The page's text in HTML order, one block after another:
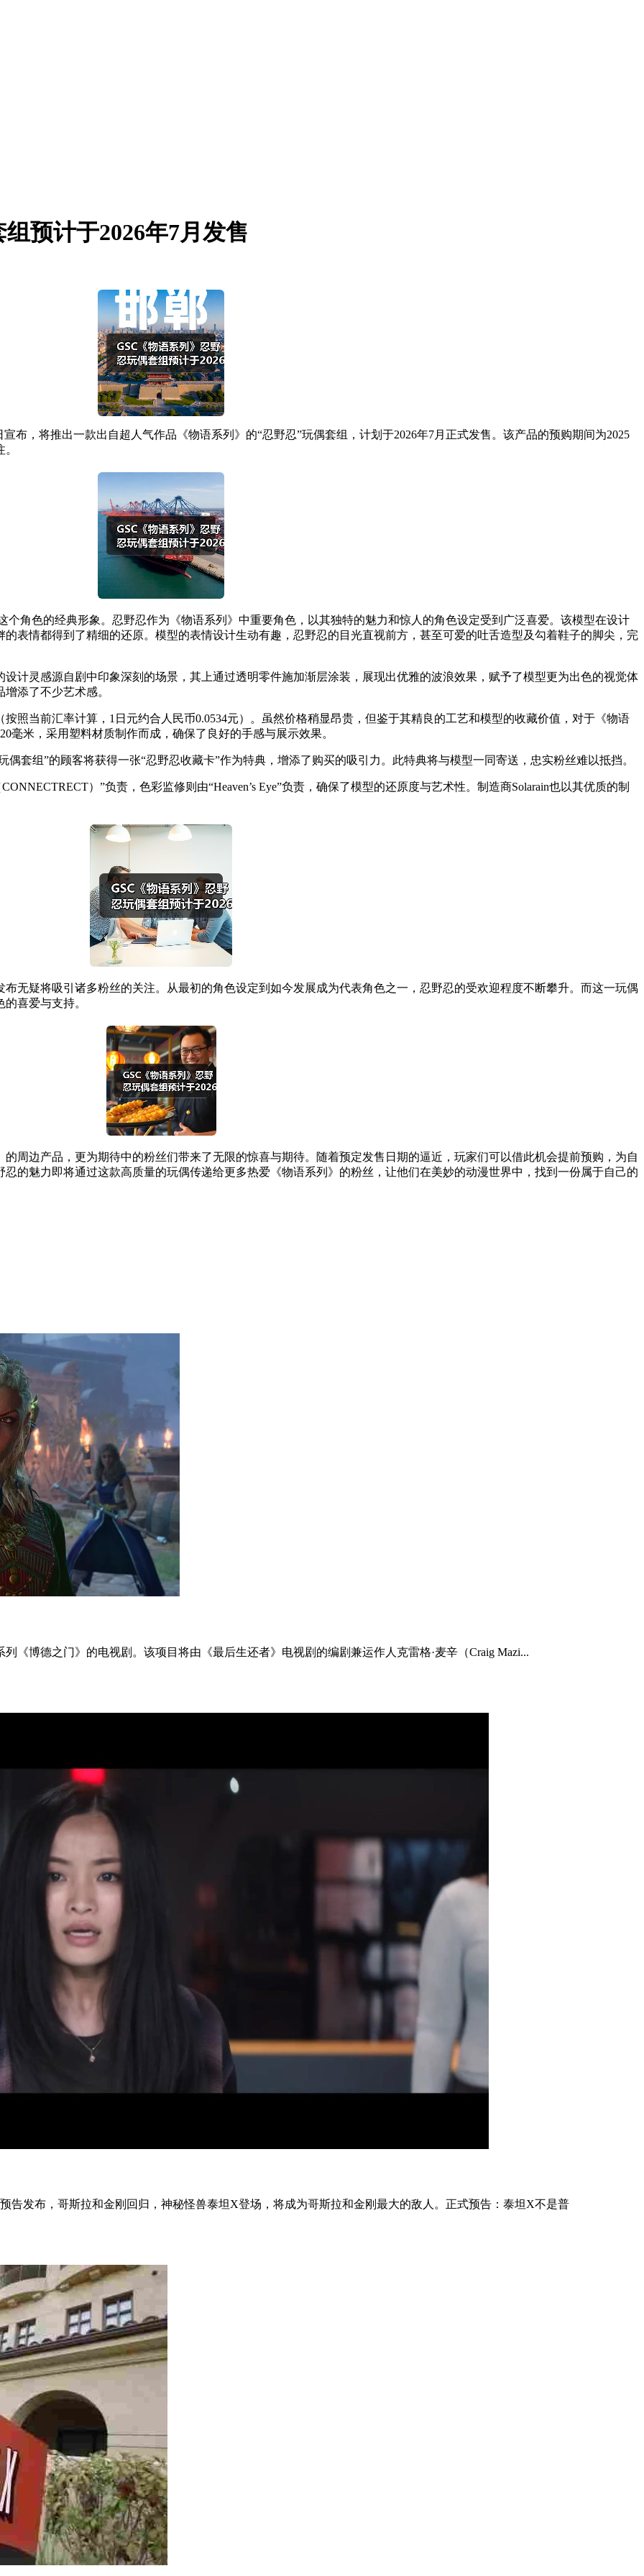
预计于2026年7月发售
，将推出一款出自超人气作品《物语系列》的“忍野忍”玩偶套组，计划于2026年7月正式发售。该产品的预购期间为2025
色的经典形象。忍野忍作为《物语系列》中重要角色，以其独特的魅力和惊人的角色设定受到广泛喜爱。该模型在设计
表情都得到了精细的还原。模型的表情设计生动有趣，忍野忍的目光直视前方，甚至可爱的吐舌造型及勾着鞋子的脚尖，完
灵感源自剧中印象深刻的场景，其上通过透明零件施加渐层涂装，展现出优雅的波浪效果，赋予了模型更为出色的视觉体
添了不少艺术感。
当前汇率计算，1日元约合人民币0.0534元）。虽然价格稍显昂贵，但鉴于其精良的工艺和模型的收藏价值，对于《物语
米，采用塑料材质制作而成，确保了良好的手感与展示效果。
套组”的顾客将获得一张“忍野忍收藏卡”作为特典，增添了购买的吸引力。此特典将与模型一同寄送，忠实粉丝难以抵挡。
）”负责，色彩监修则由“Heaven’s Eye”负责，确保了模型的还原度与艺术性。制造商Solarain也以其优质的制
疑将吸引诸多粉丝的关注。从最初的角色设定到如今发展成为代表角色之一，忍野忍的受欢迎程度不断攀升。而这一玩偶
喜爱与支持。
边产品，更为期待中的粉丝们带来了无限的惊喜与期待。随着预定发售日期的逼近，玩家们可以借此机会提前预购，为自
的魅力即将通过这款高质量的玩偶传递给更多热爱《物语系列》的粉丝，让他们在美妙的动漫世界中，找到一份属于自己的
《博德之门》的电视剧。该项目将由《最后生还者》电视剧的编剧兼运作人克雷格·麦辛（Craig Mazi...
告发布，哥斯拉和金刚回归，神秘怪兽泰坦X登场，将成为哥斯拉和金刚最大的敌人。正式预告：泰坦X不是普